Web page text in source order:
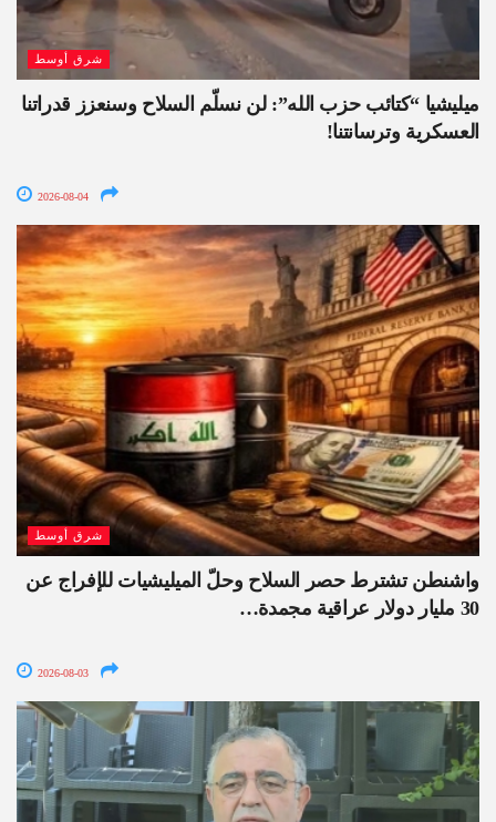
شرق أوسط
ميليشيا “كتائب حزب الله”: لن نسلّم السلاح وسنعزز قدراتنا
العسكرية وترسانتنا!
2026-08-04
شرق أوسط
واشنطن تشترط حصر السلاح وحلّ الميليشيات للإفراج عن
30 مليار دولار عراقية مجمدة…
2026-08-03